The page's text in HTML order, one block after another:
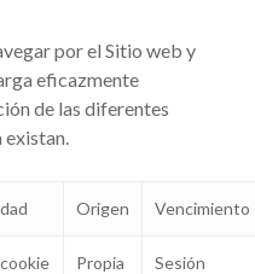
por el Sitio web y
eficazmente
de las diferentes
existan.
Origen Vencimiento
Propia
Sesión